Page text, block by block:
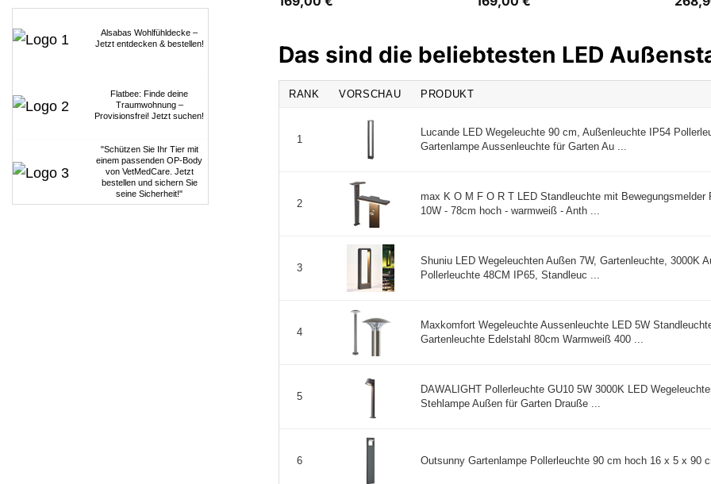
Alsabas Wohlfühldecke –
Jetzt entdecken & bestellen!
Flatbee: Finde deine
Traumwohnung –
Provisionsfrei! Jetzt suchen!
"Schützen Sie Ihr Tier mit
einem passenden OP-Body
von VetMedCare. Jetzt
bestellen und sichern Sie
seine Sicherheit!"
Das sind die beliebtesten LED
RANK VORSCHAU PRODUKT
1
Lucande LED Wegeleuchte 90 cm, Außenleuchte IP54
Gartenlampe Aussenleuchte für Garten Au ...
2
max K O M F O R T LED Standleuchte mit Bewegungsmelder
10W - 78cm hoch - warmweiß - Anth ...
3
Shuniu LED Wegeleuchten Außen 7W, Gartenleuchte, 3000K
Pollerleuchte 48CM IP65, Standleuc ...
4
Maxkomfort Wegeleuchte Aussenleuchte LED 5W
Gartenleuchte Edelstahl 80cm Warmweiß 400 ...
5
DAWALIGHT Pollerleuchte GU10 5W 3000K LED
Stehlampe Außen für Garten Drauße ...
6 Outsunny Gartenlampe Pollerleuchte 90 cm hoch 16 x 5 x 90